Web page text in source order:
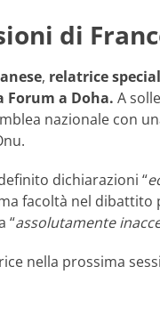
di
, relatrice
Forum a Doha. A
nazionale con
dichiarazioni “
facoltà nel dibattito
“assolutamente
nella prossima